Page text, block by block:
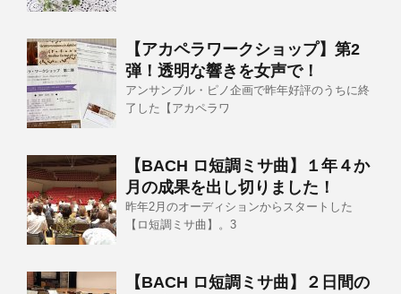
【アカペラワークショップ】第2
弾！透明な響きを女声で！
アンサンブル・ピノ企画で昨年好評のうちに終
了した【アカペラワ
【BACH ロ短調ミサ曲】１年４か
月の成果を出し切りました！
昨年2月のオーディションからスタートした
【ロ短調ミサ曲】。3
【BACH ロ短調ミサ曲】２日間の